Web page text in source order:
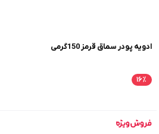
ادویه پودر سماق قرمز 150گرمی
۱۶٪